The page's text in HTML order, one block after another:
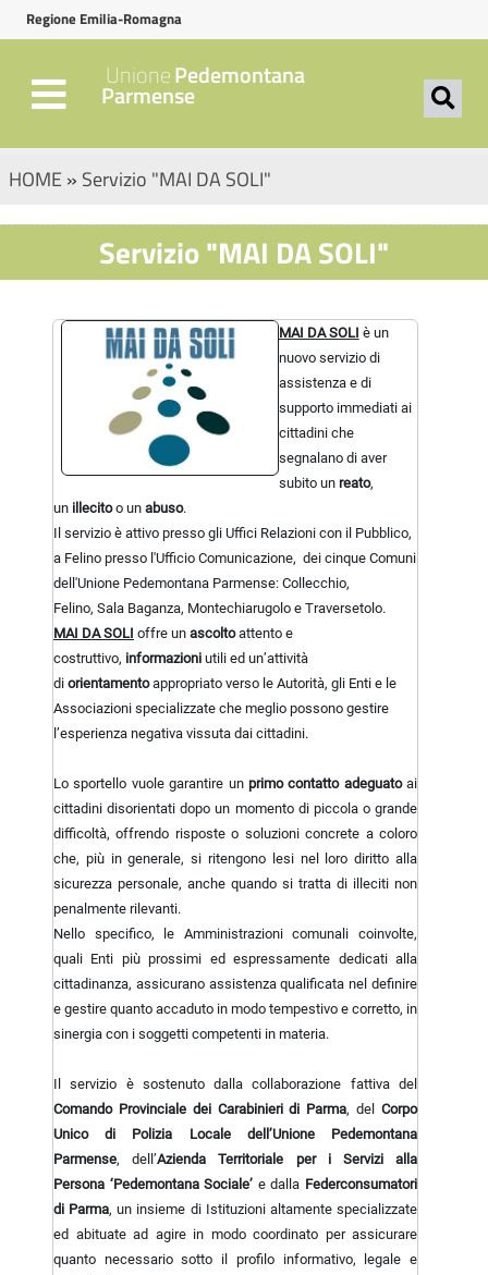
Regione Emilia-Romagna
UnionePedemontana
Parmense
HOME » Servizio "MAI DA SOLI"
Servizio "MAI DA SOLI"
MAI DA SOLI è un
nuovo servizio di
assistenza e di
supporto immediati ai
cittadini che
segnalano di aver
subito un reato,
un illecitoo un abuso.
Il servizio è attivo presso gli Uffici Relazioni con il Pubblico,
a Felino presso l'Ufficio Comunicazione, dei cinque Comuni
dell'Unione Pedemontana Parmense: Collecchio,
Felino, Sala Baganza, Montechiarugolo e Traversetolo.
MAI DA SOLI offre un ascoltoattento e
costruttivo, informazioni utili ed un’attività
di orientamentoappropriato verso le Autorità, gli Enti e le
Associazioni specializzate che meglio possono gestire
l’esperienza negativa vissuta dai cittadini.
Lo sportello vuole garantire un primo contatto adeguatoai
cittadini disorientati dopo un momento di piccola o grande
difficoltà, offrendo risposte o soluzioni concrete a coloro
che, più in generale, si ritengono lesi nel loro diritto alla
sicurezza personale, anche quando si tratta di illeciti non
penalmente rilevanti.
Nello specifico, le Amministrazioni comunali coinvolte,
quali Enti più prossimi ed espressamente dedicati alla
cittadinanza, assicurano assistenza qualificata nel definire
e gestire quanto accaduto in modo tempestivo e corretto, in
sinergia con i soggetti competenti in materia.
Il servizio è sostenuto dalla collaborazione fattiva del
Comando Provinciale dei Carabinieri di Parma, delCorpo
Unico di Polizia Locale dell’Unione Pedemontana
Parmense, dell’Azienda Territoriale per i Servizi alla
Persona ‘Pedemontana Sociale’ e dalla Federconsumatori
di Parma, un insieme di Istituzioni altamente specializzate
ed abituate ad agire in modo coordinato per assicurare
quanto necessario sotto il profilo informativo, legale e